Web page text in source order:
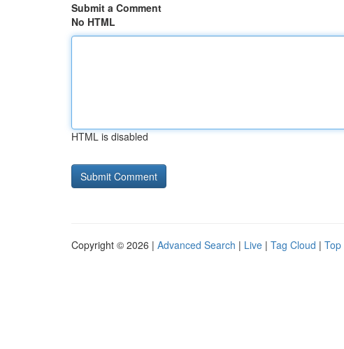
Submit a Comment
No HTML
HTML is disabled
Copyright © 2026 | Advanced Search | Live | Tag Cloud | Top